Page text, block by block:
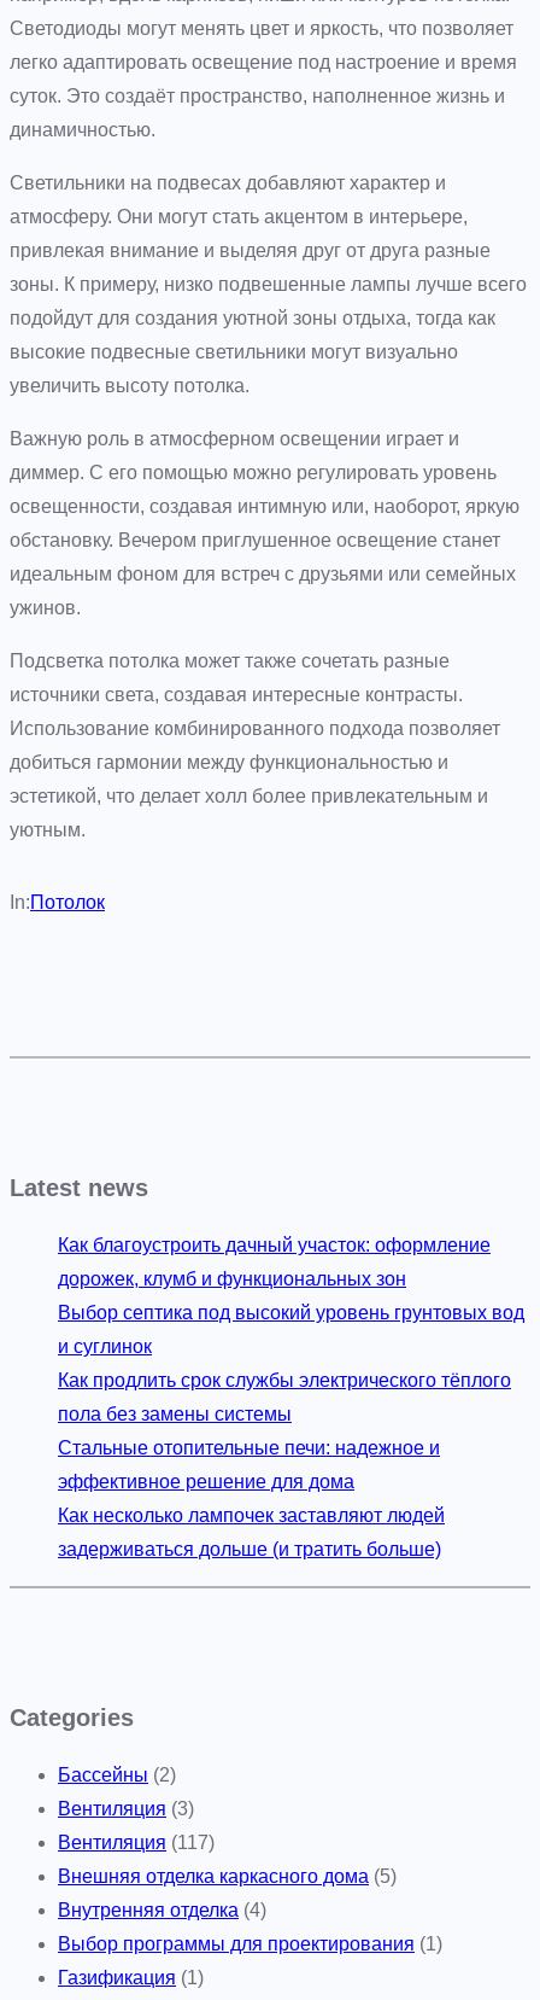
Светодиоды могут менять цвет и яркость, что позволяет
легко адаптировать освещение под настроение и время
суток. Это создаёт пространство, наполненное жизнь и
динамичностью.
Светильники на подвесах добавляют характер и
атмосферу. Они могут стать акцентом в интерьере,
привлекая внимание и выделяя друг от друга разные
зоны. К примеру, низко подвешенные лампы лучше всего
подойдут для создания уютной зоны отдыха, тогда как
высокие подвесные светильники могут визуально
увеличить высоту потолка.
Важную роль в атмосферном освещении играет и
диммер. С его помощью можно регулировать уровень
освещенности, создавая интимную или, наоборот, яркую
обстановку. Вечером приглушенное освещение станет
идеальным фоном для встреч с друзьями или семейных
ужинов.
Подсветка потолка может также сочетать разные
источники света, создавая интересные контрасты.
Использование комбинированного подхода позволяет
добиться гармонии между функциональностью и
эстетикой, что делает холл более привлекательным и
уютным.
In:Потолок
Latest news
Как благоустроить дачный участок: оформление
дорожек, клумб и функциональных зон
Выбор септика под высокий уровень грунтовых вод
и суглинок
Как продлить срок службы электрического тёплого
пола без замены системы
Стальные отопительные печи: надежное и
эффективное решение для дома
Как несколько лампочек заставляют людей
задерживаться дольше (и тратить больше)
Categories
Бассейны (2)
Вентиляция (3)
Вентиляция (117)
Внешняя отделка каркасного дома (5)
Внутренняя отделка (4)
Выбор программы для проектирования (1)
Газификация (1)